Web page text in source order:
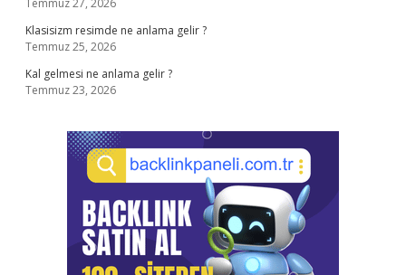
Temmuz 27, 2026
Klasisizm resimde ne anlama gelir ?
Temmuz 25, 2026
Kal gelmesi ne anlama gelir ?
Temmuz 23, 2026